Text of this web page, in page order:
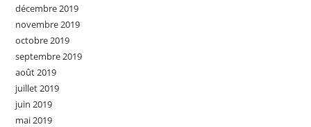
décembre 2019
novembre 2019
octobre 2019
septembre 2019
août 2019
juillet 2019
juin 2019
mai 2019